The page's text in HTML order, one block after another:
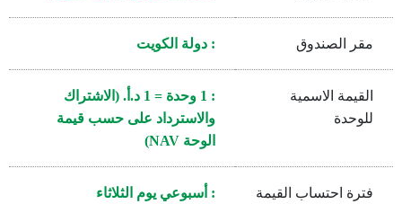
مقر الصندوق : دولة الكويت
القيمة الاسمية
للوحدة
: 1 وحدة = 1 د.أ. (الاشتراك
والاسترداد على حسب قيمة
الوحة NAV)
فترة احتساب القيمة : أسبوعي يوم الثلاثاء